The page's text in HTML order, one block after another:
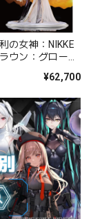
の女神：NIKKE
ウン：グローリ
品フィギュア¥62,700